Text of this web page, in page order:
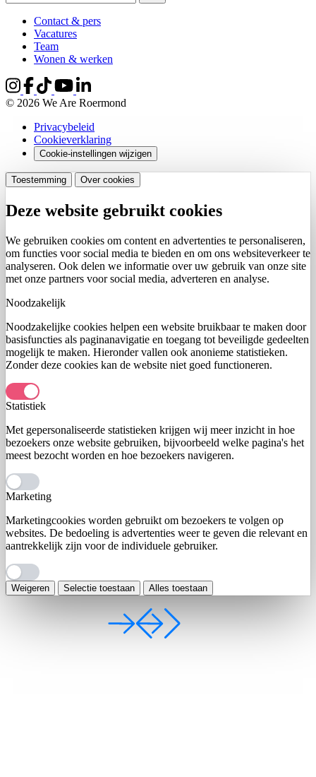
Contact & pers
Vacatures
Team
Wonen & werken
© 2026 We Are Roermond
Privacybeleid
Cookieverklaring
Cookie-instellingen wijzigen
Toestemming Over cookies
Deze website gebruikt cookies
We gebruiken cookies om content en advertenties te personaliseren,
om functies voor social media te bieden en om ons websiteverkeer te
analyseren. Ook delen we informatie over uw gebruik van onze site
met onze partners voor social media, adverteren en analyse.
Noodzakelijk
Noodzakelijke cookies helpen een website bruikbaar te maken door
basisfuncties als paginanavigatie en toegang tot beveiligde gedeelten
mogelijk te maken. Hieronder vallen ook anonieme statistieken.
Zonder deze cookies kan de website niet goed functioneren.
Statistiek
Met gepersonaliseerde statistieken krijgen wij meer inzicht in hoe
bezoekers onze website gebruiken, bijvoorbeeld welke pagina's het
meest bezocht worden en hoe bezoekers navigeren.
Marketing
Marketingcookies worden gebruikt om bezoekers te volgen op
websites. De bedoeling is advertenties weer te geven die relevant en
aantrekkelijk zijn voor de individuele gebruiker.
Weigeren Selectie toestaan Alles toestaan